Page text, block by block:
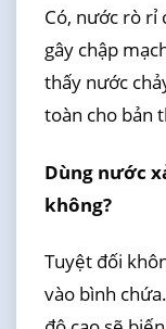
Có, nước rò rỉ
gây chập
thấy nước
toàn cho bản
Dùng nước
không?
Tuyệt đối
vào bình